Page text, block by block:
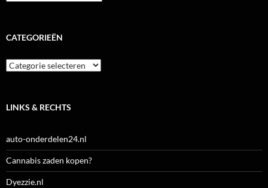
CATEGORIEËN
Categorieën
LINKS & RECHTS
auto-onderdelen24.nl
Cannabis zaden kopen?
Dyezzie.nl